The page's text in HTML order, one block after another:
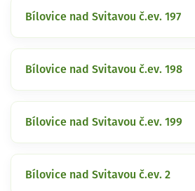
Bílovice nad Svitavou č.ev. 197
Bílovice nad Svitavou č.ev. 198
Bílovice nad Svitavou č.ev. 199
Bílovice nad Svitavou č.ev. 2